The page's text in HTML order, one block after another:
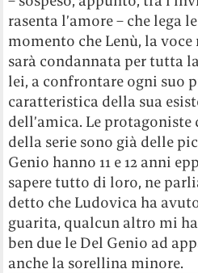
rasenta l’amore – che lega
momento che Lenù, la
sarà condannata per tutta
lei, a confrontare ogni suo
caratteristica della sua
dell’amica. Le
della serie sono già delle
Genio hanno 11 e 12 anni
sapere tutto di loro, ne
detto che Ludovica ha
guarita, qualcun altro mi
ben due le Del Genio ad
anche la sorellina minore.